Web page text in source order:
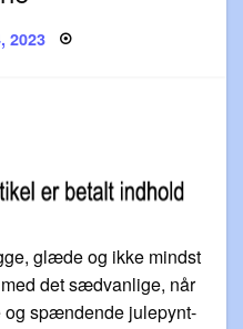
2023
glæde og ikke mindst
det sædvanlige, når
og spændende julepynt-